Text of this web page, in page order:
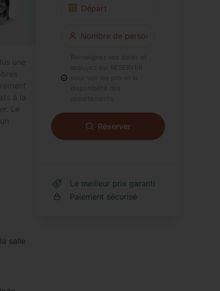
une
à la
Le
de
salle
Réserver
Le meilleur prix garanti
Paiement sécurisé